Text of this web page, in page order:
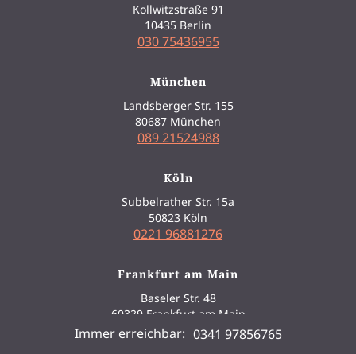
Kollwitzstraße 91
10435 Berlin
030 75436955
München
Landsberger Str. 155
80687 München
089 21524988
Köln
Subbelrather Str. 15a
50823 Köln
0221 96881276
Frankfurt am Main
Baseler Str. 48
60329 Frankfurt am Main
069 34877688
Immer erreichbar: 0341 97856765